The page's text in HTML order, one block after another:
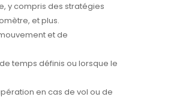
y compris des stratégies
et plus​​.
et de
temps définis ou lorsque le
en cas de vol ou de